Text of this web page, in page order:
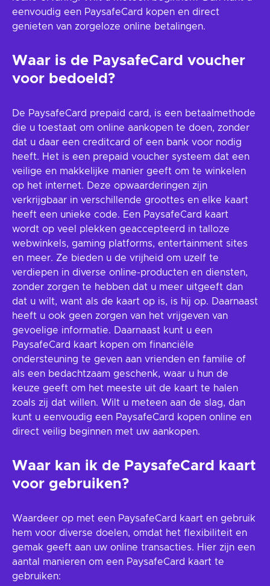
eenvoudig een PaysafeCard kopen en direct
genieten van zorgeloze online betalingen.
Waar is de PaysafeCard voucher
voor bedoeld?
De PaysafeCard prepaid card, is een betaalmethode
die u toestaat om online aankopen te doen, zonder
dat u daar een creditcard of een bank voor nodig
heeft. Het is een prepaid voucher systeem dat een
veilige en makkelijke manier geeft om te winkelen
op het internet. Deze opwaarderingen zijn
verkrijgbaar in verschillende groottes en elke kaart
heeft een unieke code. Een PaysafeCard kaart
wordt op veel plekken geaccepteerd in talloze
webwinkels, gaming platforms, entertainment sites
en meer. Ze bieden u de vrijheid om uzelf te
verdiepen in diverse online-producten en diensten,
zonder zorgen te hebben dat u meer uitgeeft dan
dat u wilt, want als de kaart op is, is hij op. Daarnaast
heeft u ook geen zorgen van het vrijgeven van
gevoelige informatie. Daarnaast kunt u een
PaysafeCard kaart kopen om financiële
ondersteuning te geven aan vrienden en familie of
als een bedachtzaam geschenk, waar u hun de
keuze geeft om het meeste uit de kaart te halen
zoals zij dat willen. Wilt u meteen aan de slag, dan
kunt u eenvoudig een PaysafeCard kopen online en
direct veilig beginnen met uw aankopen.
Waar kan ik de PaysafeCard kaart
voor gebruiken?
Waardeer op met een PaysafeCard kaart en gebruik
hem voor diverse doelen, omdat het flexibiliteit en
gemak geeft aan uw online transacties. Hier zijn een
aantal manieren om een PaysafeCard kaart te
gebruiken: